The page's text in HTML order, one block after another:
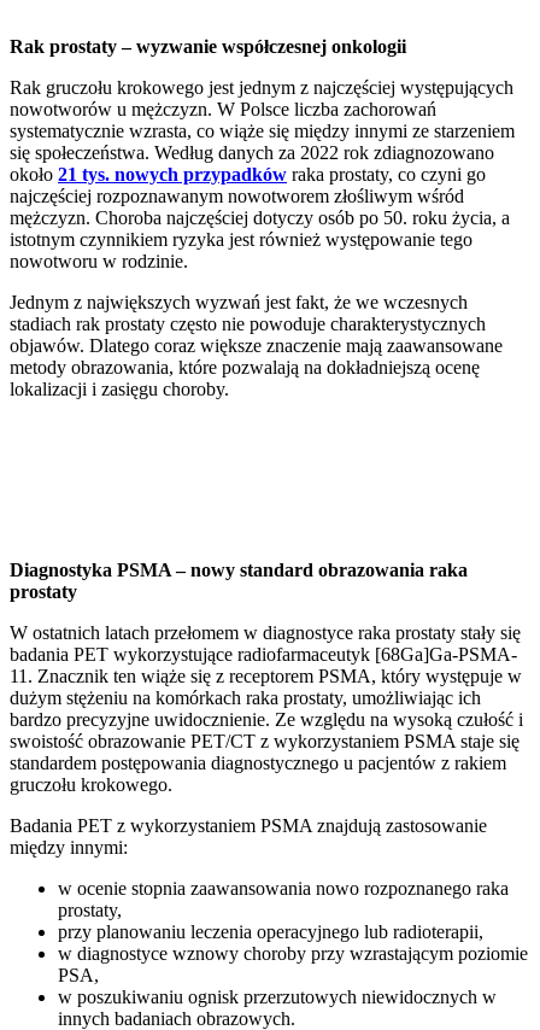
Rak prostaty – wyzwanie współczesnej onkologii
Rak gruczołu krokowego jest jednym z najczęściej występujących
nowotworów u mężczyzn. W Polsce liczba zachorowań
systematycznie wzrasta, co wiąże się między innymi ze starzeniem
się społeczeństwa. Według danych za 2022 rok zdiagnozowano
około 21 tys. nowych przypadków raka prostaty, co czyni go
najczęściej rozpoznawanym nowotworem złośliwym wśród
mężczyzn. Choroba najczęściej dotyczy osób po 50. roku życia, a
istotnym czynnikiem ryzyka jest również występowanie tego
nowotworu w rodzinie.
Jednym z największych wyzwań jest fakt, że we wczesnych
stadiach rak prostaty często nie powoduje charakterystycznych
objawów. Dlatego coraz większe znaczenie mają zaawansowane
metody obrazowania, które pozwalają na dokładniejszą ocenę
lokalizacji i zasięgu choroby.
Diagnostyka PSMA – nowy standard obrazowania raka
prostaty
W ostatnich latach przełomem w diagnostyce raka prostaty stały się
badania PET wykorzystujące radiofarmaceutyk [68Ga]Ga-PSMA-
11. Znacznik ten wiąże się z receptorem PSMA, który występuje w
dużym stężeniu na komórkach raka prostaty, umożliwiając ich
bardzo precyzyjne uwidocznienie. Ze względu na wysoką czułość i
swoistość obrazowanie PET/CT z wykorzystaniem PSMA staje się
standardem postępowania diagnostycznego u pacjentów z rakiem
gruczołu krokowego.
Badania PET z wykorzystaniem PSMA znajdują zastosowanie
między innymi:
w ocenie stopnia zaawansowania nowo rozpoznanego raka
prostaty,
przy planowaniu leczenia operacyjnego lub radioterapii,
w diagnostyce wznowy choroby przy wzrastającym poziomie
PSA,
w poszukiwaniu ognisk przerzutowych niewidocznych w
innych badaniach obrazowych.